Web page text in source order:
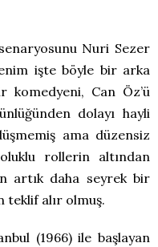
Nuri Sezer
işte böyle bir arka
komedyeni, Can Öz’ü
dolayı hayli
ama düzensiz
rollerin altından
artık daha seyrek bir
teklif alır olmuş.
(1966) ile başlayan